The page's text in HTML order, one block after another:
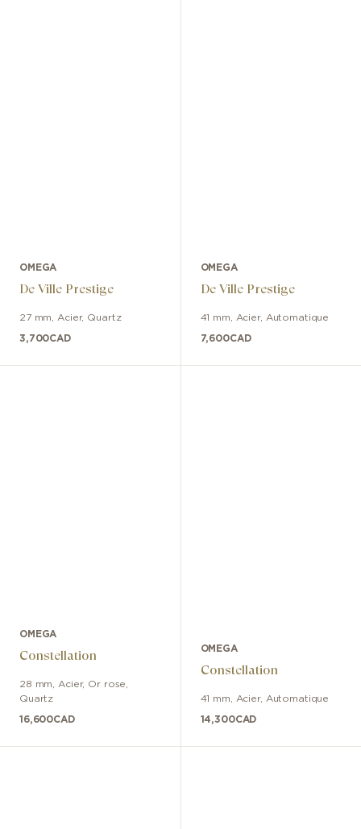
OMEGA
De Ville Prestige
27 mm Acier, Quartz
3,700CAD
OMEGA
De Ville Prestige
41 mm Acier, Automatique
7,600CAD
OMEGA
Constellation
28 mm Acier, Or rose
Quartz
16,600CAD
OMEGA
Constellation
41 mm Acier, Automatique
14,300CAD